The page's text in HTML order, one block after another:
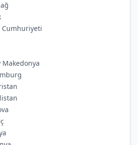
Cumhuriyeti
Makedonya